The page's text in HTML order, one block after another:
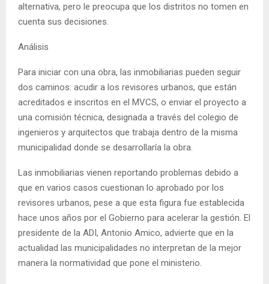
alternativa, pero le preocupa que los distritos no tomen en
cuenta sus decisiones.
Análisis
Para iniciar con una obra, las inmobiliarias pueden seguir
dos caminos: acudir a los revisores urbanos, que están
acreditados e inscritos en el MVCS, o enviar el proyecto a
una comisión técnica, designada a través del colegio de
ingenieros y arquitectos que trabaja dentro de la misma
municipalidad donde se desarrollaría la obra.
Las inmobiliarias vienen reportando problemas debido a
que en varios casos cuestionan lo aprobado por los
revisores urbanos, pese a que esta figura fue establecida
hace unos años por el Gobierno para acelerar la gestión. El
presidente de la ADI, Antonio Amico, advierte que en la
actualidad las municipalidades no interpretan de la mejor
manera la normatividad que pone el ministerio.